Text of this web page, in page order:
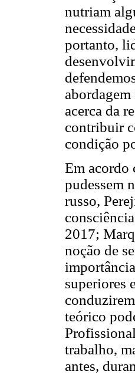
nutriam
portanto,
acerca da
contribuir
condição
Em acordo
pudessem
russo,
2017;
noção de
superiores
teórico
trabalho,
antes,